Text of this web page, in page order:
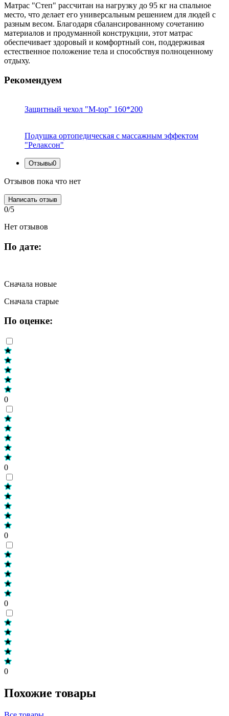
Матрас "Степ" рассчитан на нагрузку до 95 кг на спальное
место, что делает его универсальным решением для людей с
разным весом. Благодаря сбалансированному сочетанию
материалов и продуманной конструкции, этот матрас
обеспечивает здоровый и комфортный сон, поддерживая
естественное положение тела и способствуя полноценному
отдыху.
Рекомендуем
Защитный чехол "M-top" 160*200
Подушка ортопедическая с массажным эффектом
"Релаксон"
Отзывы0
Отзывов пока что нет
Написать отзыв
0/5
Нет отзывов
По дате:
Сначала новые
Сначала старые
По оценке:
0
0
0
0
0
Похожие товары